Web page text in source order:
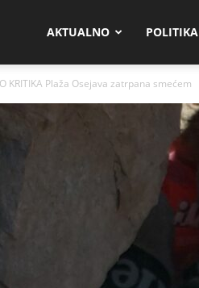
AKTUALNO POLITIKA
KRITIKA Plaža Osejava zatrpana smećem